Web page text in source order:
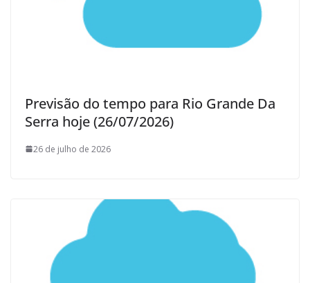
Previsão do tempo para Rio Grande Da
Serra hoje (26/07/2026)
26 de julho de 2026